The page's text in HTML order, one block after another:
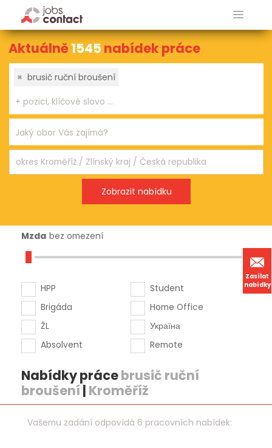
Zasílat
nabídky
Aktuálně1545 nabídek práce
× brusič ruční broušení
Mzda bez omezení
HPP
Brigáda
ŽL
Absolvent
Student
Home Office
Україна
Remote
Nabídky prácebrusič ruční
broušení | Kroměříž
Vašemu zadání odpovídá 6 pracovních nabídek: